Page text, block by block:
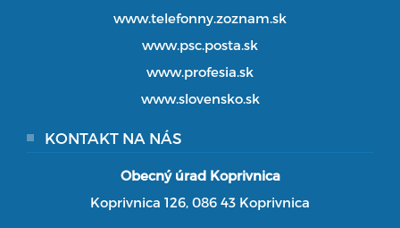
www.telefonny.zoznam.sk
www.psc.posta.sk
www.profesia.sk
www.slovensko.sk
KONTAKT NA NÁS
Obecný úrad Koprivnica
Koprivnica 126, 086 43 Koprivnica